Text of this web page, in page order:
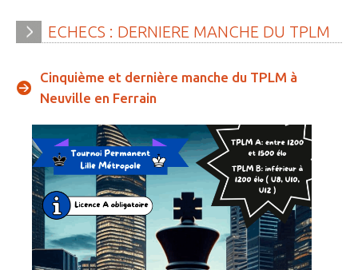
» Journal municipal
» Participation citoyenne
» Réglementation communale
» Les Vitraux de l'Eglise
» Services municipaux
» C.C.A.S
ECHECS : DERNIERE MANCHE DU TPLM
Cinquième et dernière manche du TPLM à
Neuville en Ferrain